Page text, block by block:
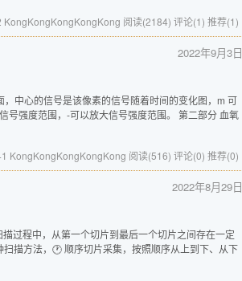
阅读(2184) 评论(1) 推荐(1)
2022年9月3日
中心的信号是该像素的信号随着时间的变化图，m 可
号强度范围，-可以放大信号强度范围。 第二部分 血氧
KongKongKongKongKong 阅读(516) 评论(0) 推荐(0)
2022年8月29日
过程中，从第一个切片到最后一个切片之间存在一定
描方法，🕐 顺序切片采集，按照顺序从上到下、从下